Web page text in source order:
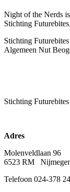
Night of the Nerds
Stichting Futurebites.
Stichting
Algemeen Nut
Stichting Futurebites
Adres
Molenveldlaan 96
6523 RM
Telefoon 024-378